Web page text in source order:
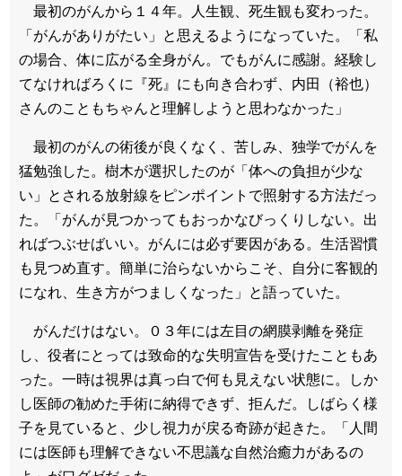
最初のがんから１４年。人生観、死生観も変わった。
「がんがありがたい」と思えるようになっていた。「私
の場合、体に広がる全身がん。でもがんに感謝。経験し
てなければろくに『死』にも向き合わず、内田（裕也）
さんのこともちゃんと理解しようと思わなかった」
最初のがんの術後が良くなく、苦しみ、独学でがんを
猛勉強した。樹木が選択したのが「体への負担が少な
い」とされる放射線をピンポイントで照射する方法だっ
た。「がんが見つかってもおっかなびっくりしない。出
ればつぶせばいい。がんには必ず要因がある。生活習慣
も見つめ直す。簡単に治らないからこそ、自分に客観的
になれ、生き方がつましくなった」と語っていた。
がんだけはない。０３年には左目の網膜剥離を発症
し、役者にとっては致命的な失明宣告を受けたこともあ
った。一時は視界は真っ白で何も見えない状態に。しか
し医師の勧めた手術に納得できず、拒んだ。しばらく様
子を見ていると、少し視力が戻る奇跡が起きた。「人間
には医師も理解できない不思議な自然治癒力があるの